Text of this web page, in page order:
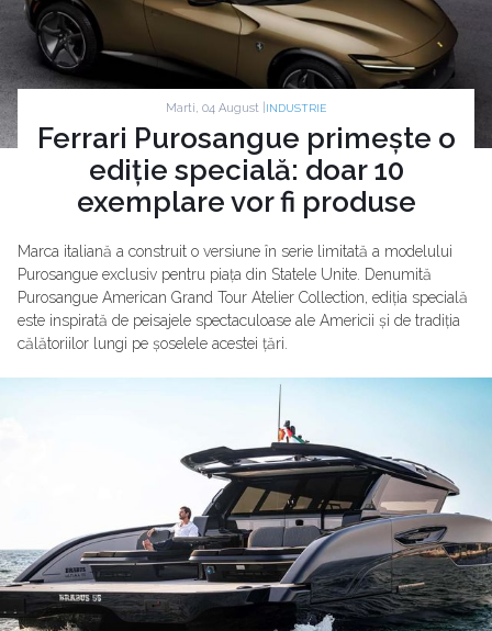
Marti, 04 August | INDUSTRIE
Ferrari Purosangue primește o
ediție specială: doar 10
exemplare vor fi produse
Marca italiană a construit o versiune în serie limitată a modelului
Purosangue exclusiv pentru piața din Statele Unite. Denumită
Purosangue American Grand Tour Atelier Collection, ediția specială
este inspirată de peisajele spectaculoase ale Americii și de tradiția
călătoriilor lungi pe șoselele acestei țări.